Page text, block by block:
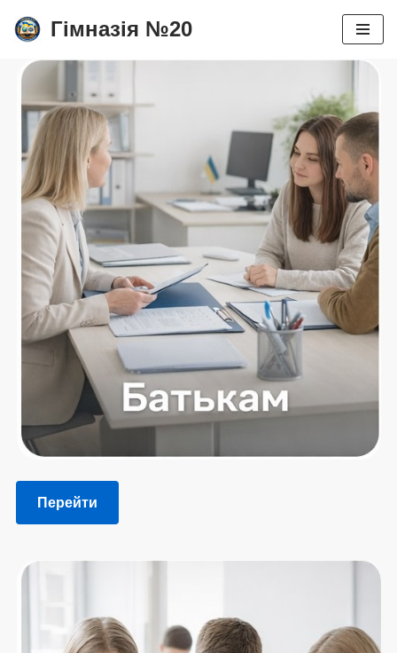
Перейти
до
Гімназія №20
Перейти